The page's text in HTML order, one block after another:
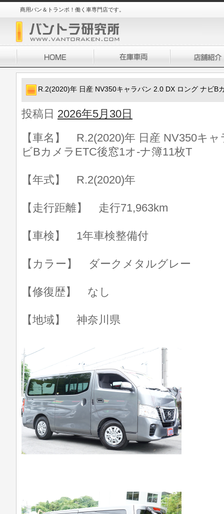
商用バン＆トランポ！働く車専門店です。
R.2(2020)年 日産 NV350キャラバン 2.0 DX ロング ナビB
投稿日 2026年5月30日
【車名】 R.2(2020)年 日産 NV350キ
ビBカメラETC後窓1オ-ナ簿11枚T
【年式】 R.2(2020)年
【走行距離】 走行71,963km
【車検】 1年車検整備付
【カラー】 ダークメタルグレー
【修復歴】 なし
【地域】 神奈川県